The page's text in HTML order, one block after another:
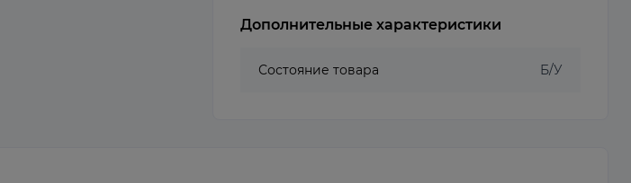
Дополнительные характеристики
Состояние товара Б/У